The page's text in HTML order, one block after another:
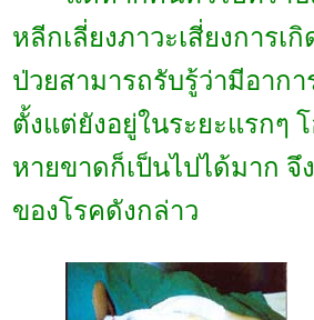
หลีกเลี่ยงภาวะเสี่ยงการเ
ป่วยสามารถรับรู้ว่ามีอาก
ตั้งแต่ยังอยู่ในระยะแรกๆ
หายขาดก็เป็นไปได้มาก จึ
ของโรคดังกล่าว